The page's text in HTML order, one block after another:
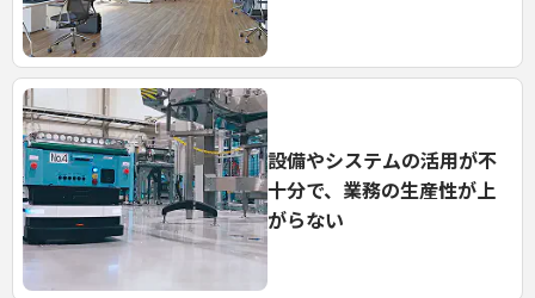
設備やシステムの活用が不
十分で、 業務の生産性が上
がらない